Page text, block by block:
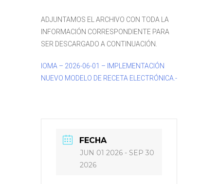
ADJUNTAMOS EL ARCHIVO CON TODA LA
INFORMACIÓN CORRESPONDIENTE PARA
SER DESCARGADO A CONTINUACIÓN.
IOMA – 2026-06-01 – IMPLEMENTACIÓN
NUEVO MODELO DE RECETA ELECTRÓNICA.-
FECHA
JUN 01 2026 - SEP 30
2026